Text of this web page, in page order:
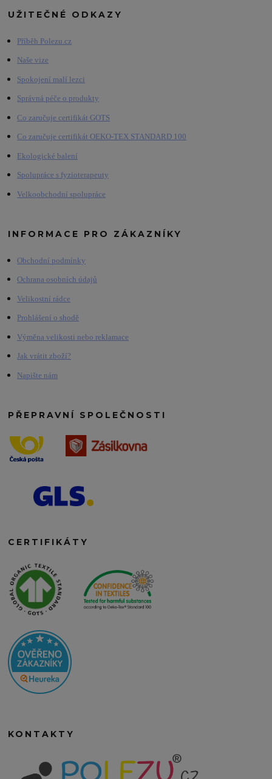
UŽITEČNÉ ODKAZY
Příběh Polezu.cz
Naše vize
Spokojení malí lezci
Správná péče o produkty
Co zaručuje certifikát GOTS
Co zaručuje certifikát OEKO-TEX STANDARD 100
Ekologické balení
Spolupráce s fyzioterapeuty
Velkoobchodní spolupráce
INFORMACE PRO ZÁKAZNÍKY
Obchodní podmínky
Ochrana osobních údajů
Velikostní rádce
Prohlášení o shodě
Výměna velikosti nebo reklamace
Jak vrátit zboží?
Napište nám
PŘEPRAVNÍ SPOLEČNOSTI
CERTIFIKÁTY
KONTAKTY